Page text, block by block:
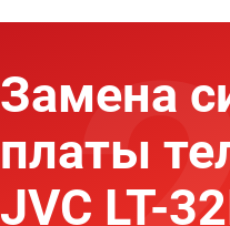
Замена
платы
JVC LT-